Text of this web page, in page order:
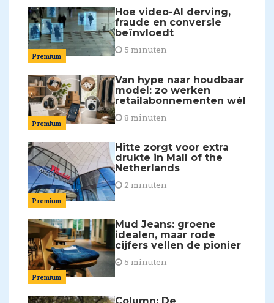
Premium
Hoe video-AI derving,
fraude en conversie
beïnvloedt
5 minuten
Premium
Van hype naar houdbaar
model: zo werken
retailabonnementen wél
8 minuten
Premium
Hitte zorgt voor extra
drukte in Mall of the
Netherlands
2 minuten
Premium
Mud Jeans: groene
idealen, maar rode
cijfers vellen de pionier
5 minuten